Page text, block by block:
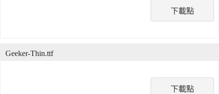
下載點
下載點
Geeker-Thin.ttf